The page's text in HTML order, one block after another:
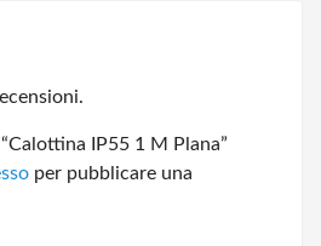
IP55 1 M Plana”
per pubblicare una